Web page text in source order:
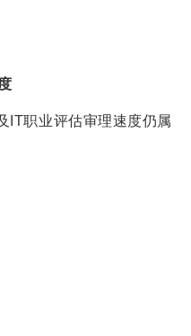
IT职业评估审理速度仍属